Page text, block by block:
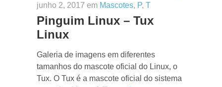
junho 2, 2017 em Mascotes, P, T
Pinguim Linux – Tux
Linux
Galeria de imagens em diferentes
tamanhos do mascote oficial do Linux, o
Tux. O Tux é a mascote oficial do sistema